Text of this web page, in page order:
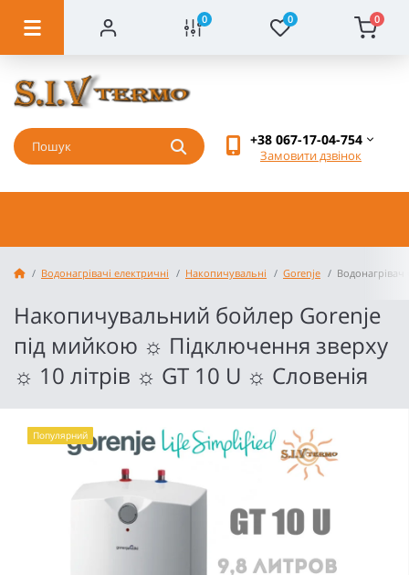
0 0 0
+38 067-17-04-754
Замовити дзвінок
Водонагрівачі електричні Накопичувальні Gorenje
Накопичувальний бойлер Gorenje
під мийкою ☼ Підключення зверху
☼ 10 літрів ☼ GT 10 U ☼ Словенія
Популярний